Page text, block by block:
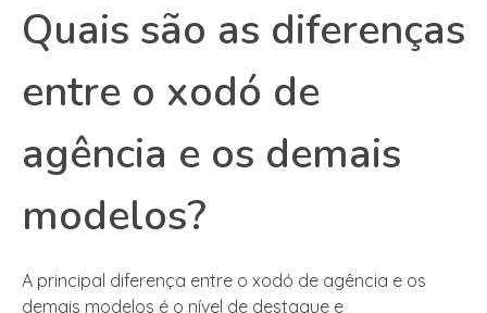
Quais são as diferenças
entre o xodó de
agência e os demais
modelos?
A principal diferença entre o xodó de agência e os
demais modelos é o nível de destaque e